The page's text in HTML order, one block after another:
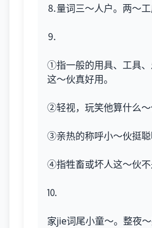
⒏量词三～人户。两～工
⒐
①指一般的用具、工具
这～伙真好用。
②轻视，玩笑他算什么～
③亲热的称呼小～伙挺聪
④指牲畜或坏人这～伙不
⒑
家jie词尾小童～。整夜